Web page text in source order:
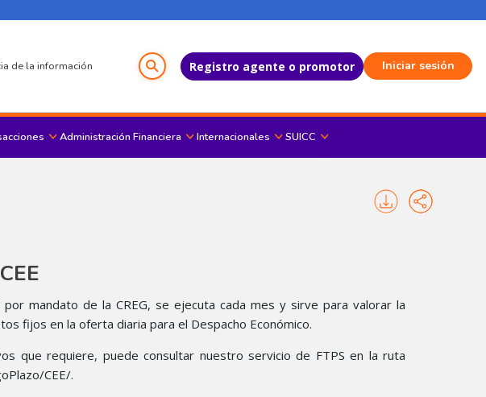
de la información Registro agente o promotor Iniciar sesión
Administración Financiera Internacionales SUICC
mandato de la CREG, se ejecuta cada mes y sirve para valorar la
fijos en la oferta diaria para el Despacho Económico.​
que requiere, puede consultar nuestro servicio de FTPS en la ruta
CEE/.